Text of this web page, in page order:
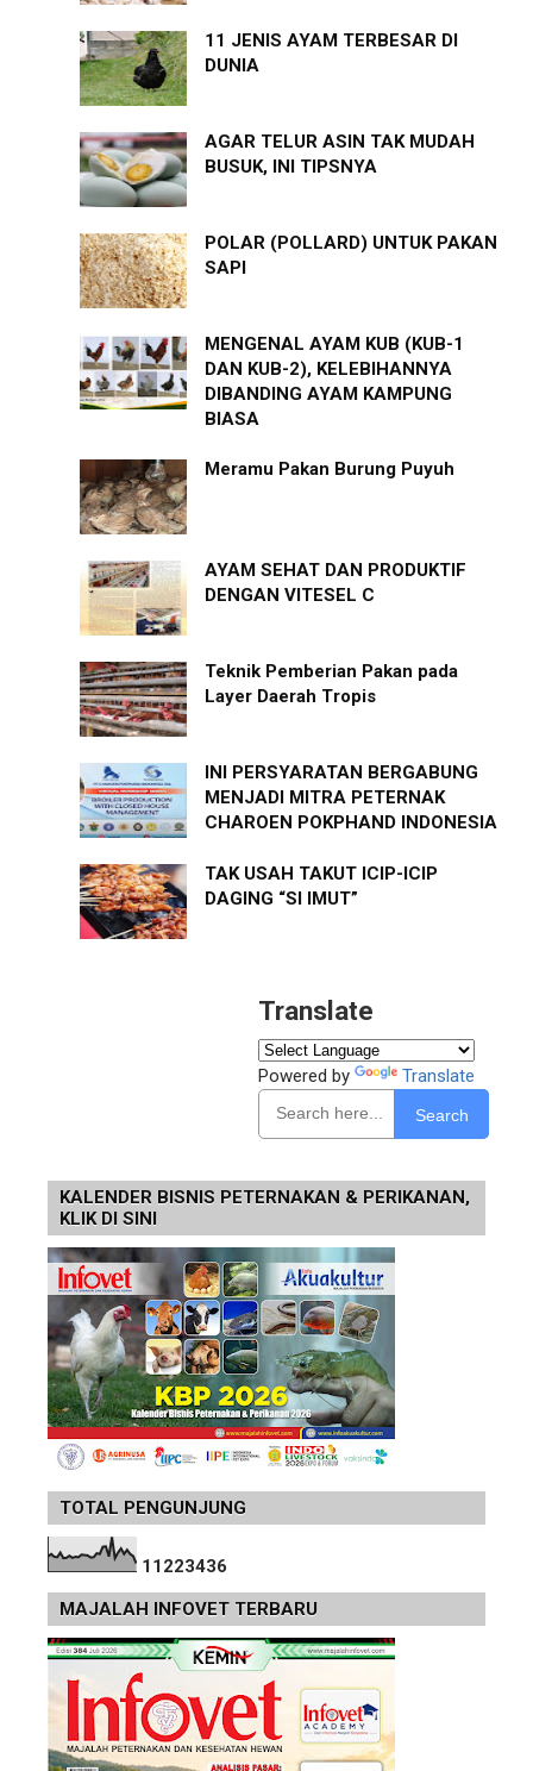
11 JENIS AYAM TERBESAR DI
DUNIA
AGAR TELUR ASIN TAK MUDAH
BUSUK, INI TIPSNYA
POLAR (POLLARD) UNTUK PAKAN
SAPI
MENGENAL AYAM KUB (KUB-1
DAN KUB-2), KELEBIHANNYA
DIBANDING AYAM KAMPUNG
BIASA
Meramu Pakan Burung Puyuh
AYAM SEHAT DAN PRODUKTIF
DENGAN VITESEL C
Teknik Pemberian Pakan pada
Layer Daerah Tropis
INI PERSYARATAN BERGABUNG
MENJADI MITRA PETERNAK
CHAROEN POKPHAND INDONESIA
TAK USAH TAKUT ICIP-ICIP
DAGING “SI IMUT”
Translate
Powered by Translate
Search
KALENDER BISNIS PETERNAKAN & PERIKANAN,
KLIK DI SINI
TOTAL PENGUNJUNG
11223436
MAJALAH INFOVET TERBARU